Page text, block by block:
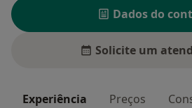
Dados do
Solicite um
Experiência Preços